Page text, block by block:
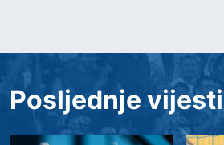
Posljednje vijesti